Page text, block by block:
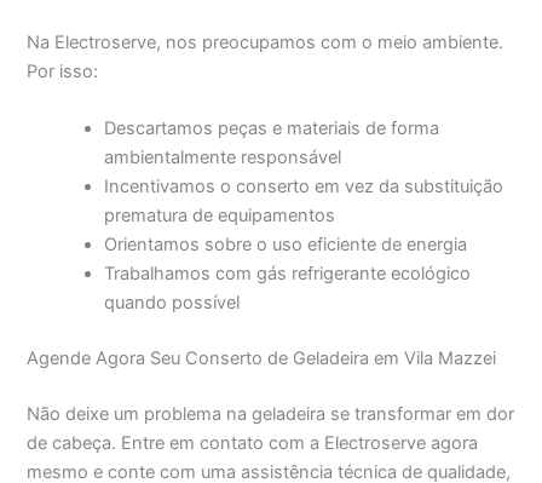
Na Electroserve, nos preocupamos com o meio ambiente.
Por isso:
Descartamos peças e materiais de forma
ambientalmente responsável
Incentivamos o conserto em vez da substituição
prematura de equipamentos
Orientamos sobre o uso eficiente de energia
Trabalhamos com gás refrigerante ecológico
quando possível
Agende Agora Seu Conserto de Geladeira em Vila Mazzei
Não deixe um problema na geladeira se transformar em dor
de cabeça. Entre em contato com a Electroserve agora
mesmo e conte com uma assistência técnica de qualidade,